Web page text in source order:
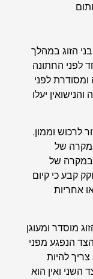
הזוג במהלך
לפני החתונה
ומסודרת לפני
יעלו
לרכוש וממון.
של
במקרה של
קבע כי קיום
אחריות
מוסדר ומעוגן
הנפגע מפני
להיות
השני ואין הוא